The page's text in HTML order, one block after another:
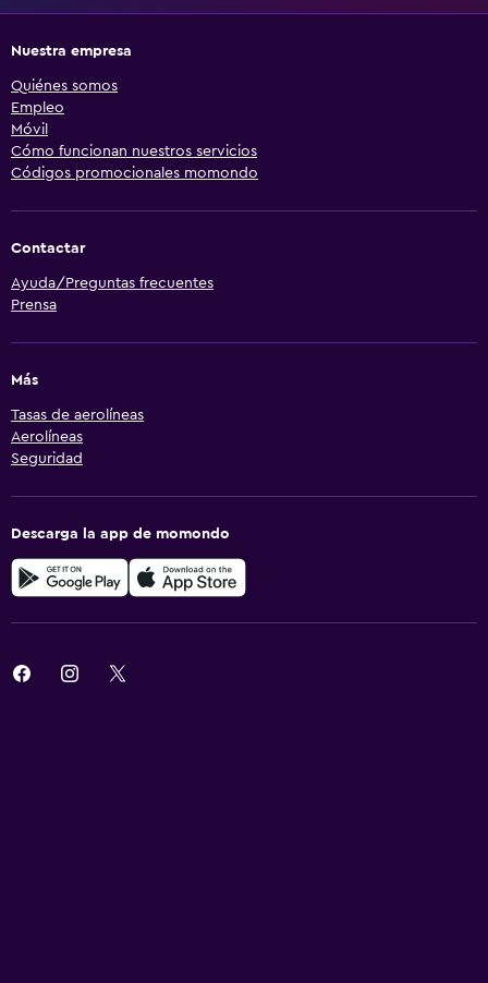
Nuestra empresa
Quiénes somos
Empleo
Móvil
Cómo funcionan nuestros servicios
Códigos promocionales momondo
Contactar
Ayuda/Preguntas frecuentes
Prensa
Más
Tasas de aerolíneas
Aerolíneas
Seguridad
Descarga la app de momondo